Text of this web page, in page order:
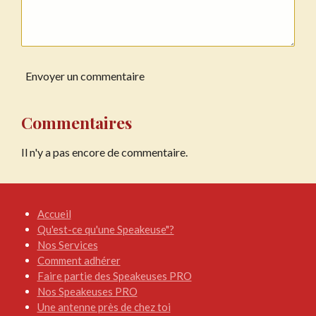
Envoyer un commentaire
Commentaires
Il n'y a pas encore de commentaire.
Accueil
Qu'est-ce qu'une Speakeuse"?
Nos Services
Comment adhérer
Faire partie des Speakeuses PRO
Nos Speakeuses PRO
Une antenne près de chez toi